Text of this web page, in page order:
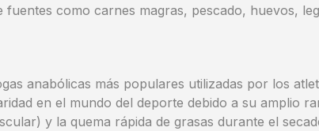
fuentes como carnes magras, pescado, huevos,
anabólicas más populares utilizadas por los
en el mundo del deporte debido a su amplio
y la quema rápida de grasas durante el